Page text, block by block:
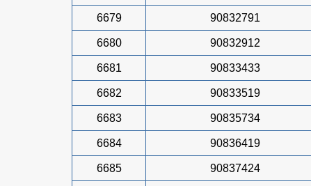
6679 90832791
6680 90832912
6681 90833433
6682 90833519
6683 90835734
6684 90836419
6685 90837424